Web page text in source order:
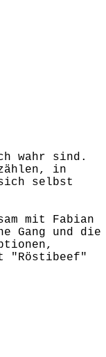
wahr sind.
in
selbst
mit Fabian
Gang und die
"Röstibeef"